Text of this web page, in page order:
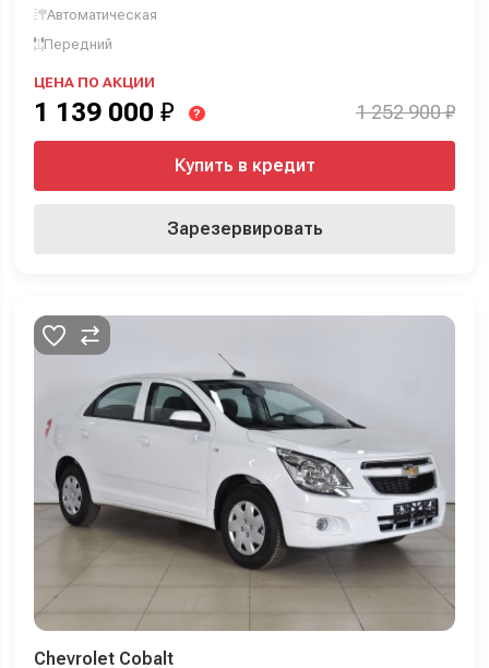
Автоматическая
Передний
ЦЕНА ПО АКЦИИ
1 139 000 ₽ ? 1 252 900 ₽
Купить в кредит
Зарезервировать
Chevrolet Cobalt